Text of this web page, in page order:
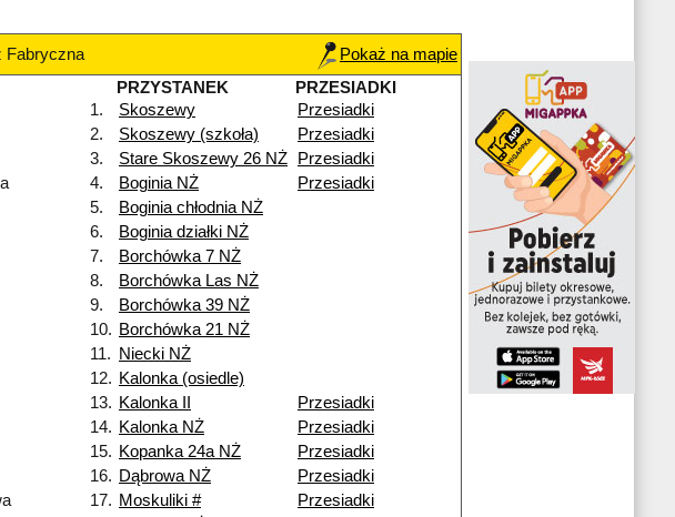
Fabryczna
Pokaż na mapie
PRZYSTANEK
PRZESIADKI
1.
Skoszewy
Przesiadki
2.
Skoszewy (szkoła)
Przesiadki
3.
Stare Skoszewy 26 NŻ
Przesiadki
4. Boginia NŻ
Przesiadki
5.
Boginia chłodnia NŻ
6.
Boginia działki NŻ
7.
Borchówka 7 NŻ
8.
Borchówka Las NŻ
9.
Borchówka 39 NŻ
10. Borchówka 21 NŻ
11.
Niecki NŻ
12. Kalonka (osiedle)
13. Kalonka II
Przesiadki
14. Kalonka NŻ
Przesiadki
15. Kopanka 24a NŻ
Przesiadki
16. Dąbrowa NŻ
Przesiadki
17. Moskuliki #
Przesiadki